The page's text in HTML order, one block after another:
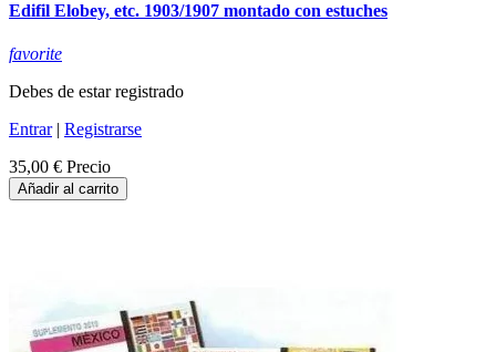
Edifil Elobey, etc. 1903/1907 montado con estuches
favorite
Debes de estar registrado
Entrar| Registrarse
35,00 € Precio
Añadir al carrito